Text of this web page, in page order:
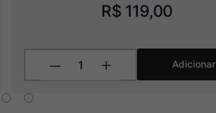
R$ 119,00
Adicionar